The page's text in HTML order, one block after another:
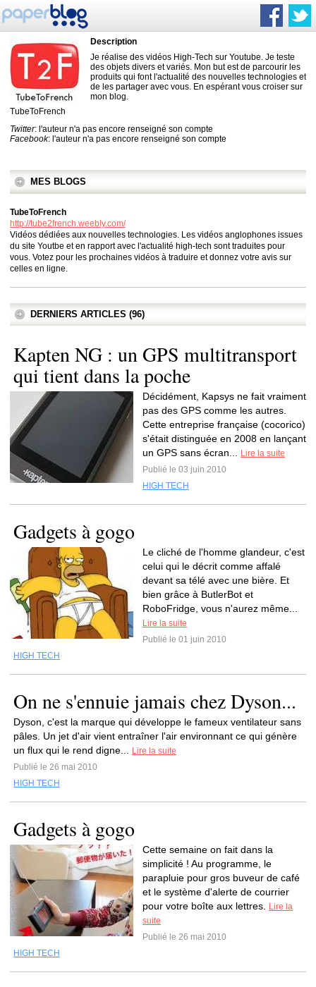
Description
Je réalise des vidéos High-Tech sur Youtube. Je teste
des objets divers et variés. Mon but est de parcourir les
produits qui font l'actualité des nouvelles technologies et
de les partager avec vous. En espérant vous croiser sur
mon blog.
TubeToFrench
Twitter: l'auteur n'a pas encore renseigné son compte
Facebook: l'auteur n'a pas encore renseigné son compte
MES BLOGS
TubeToFrench
http://tube2french.weebly.com/
Vidéos dédiées aux nouvelles technologies. Les vidéos anglophones issues
du site Youtbe et en rapport avec l'actualité high-tech sont traduites pour
vous. Votez pour les prochaines vidéos à traduire et donnez votre avis sur
celles en ligne.
DERNIERS ARTICLES (96)
Kapten NG : un GPS multitransport
qui tient dans la poche
Décidément, Kapsys ne fait vraiment
pas des GPS comme les autres.
Cette entreprise française (cocorico)
s'était distinguée en 2008 en lançant
un GPS sans écran...
Lire la suite
Publié le 03 juin 2010
HIGH TECH
Gadgets à gogo
Le cliché de l'homme glandeur, c'est
celui qui le décrit comme affalé
devant sa télé avec une bière. Et
bien grâce à ButlerBot et
RoboFridge, vous n'aurez même...
Lire la suite
Publié le 01 juin 2010
HIGH TECH
On ne s'ennuie jamais chez Dyson...
Dyson, c'est la marque qui développe le fameux ventilateur sans
pâles. Un jet d'air vient entraîner l'air environnant ce qui génère
un flux qui le rend digne...
Lire la suite
Publié le 26 mai 2010
HIGH TECH
Gadgets à gogo
Cette semaine on fait dans la
simplicité ! Au programme, le
parapluie pour gros buveur de café
et le système d'alerte de courrier
pour votre boîte aux lettres.
Lire la
suite
Publié le 26 mai 2010
HIGH TECH